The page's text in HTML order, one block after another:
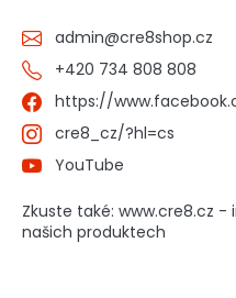
admin@cre8shop.cz
+420 734 808 808
https://
cre8_cz/?hl=cs
YouTube
Zkuste také: www.cre8.cz
našich produktech